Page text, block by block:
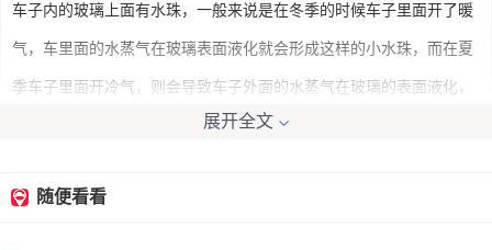
车子内的玻璃上面有水珠，一般来说是在冬季的时候车子里面开了暖
气，车里面的水蒸气在玻璃表面液化就会形成这样的小水珠，而在夏
季车子里面开冷气，则会导致车子外面的水蒸气在玻璃的表面液化，
我要回答
展开全文
随便看看